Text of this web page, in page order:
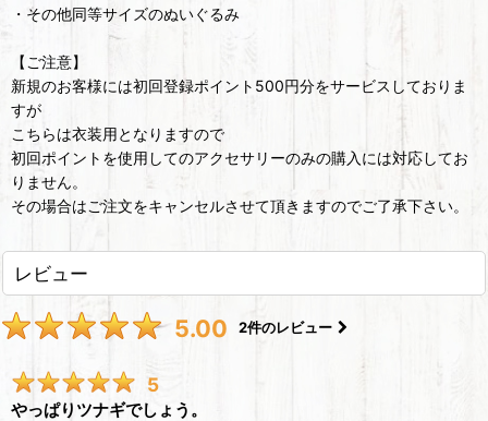
・その他同等サイズのぬいぐるみ
【ご注意】
新規のお客様には初回登録ポイント500円分をサービスしておりま
すが
こちらは衣装用となりますので
初回ポイントを使用してのアクセサリーのみの購入には対応してお
りません。
その場合はご注文をキャンセルさせて頂きますのでご了承下さい。
レビュー
5.00 2件のレビュー
5
やっぱりツナギでしょう。